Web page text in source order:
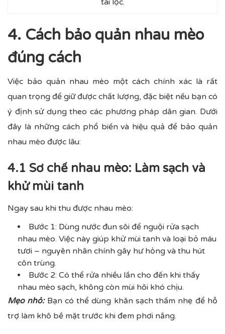
4. Cách bảo quản nhau mèo
đúng cách
Việc bảo quản nhau mèo một cách chính xác là rất
quan trọng để giữ được chất lượng, đặc biệt nếu bạn có
ý định sử dụng theo các phương pháp dân gian. Dưới
đây là những cách phổ biến và hiệu quả để bảo quản
nhau mèo được lâu:
4.1 Sơ chế nhau mèo: Làm sạch và
khử mùi tanh
Ngay sau khi thu được nhau mèo:
Bước 1: Dùng nước đun sôi để nguội rửa sạch
nhau mèo. Việc này giúp khử mùi tanh và loại bỏ máu
tươi – nguyên nhân chính gây hư hỏng và thu hút
côn trùng.
Bước 2: Có thể rửa nhiều lần cho đến khi thấy
nhau mèo sạch, không còn mùi hôi khó chịu.
Mẹo nhỏ:Bạn có thể dùng khăn sạch thấm nhẹ để hỗ
trợ làm khô bề mặt trước khi đem phơi nắng.